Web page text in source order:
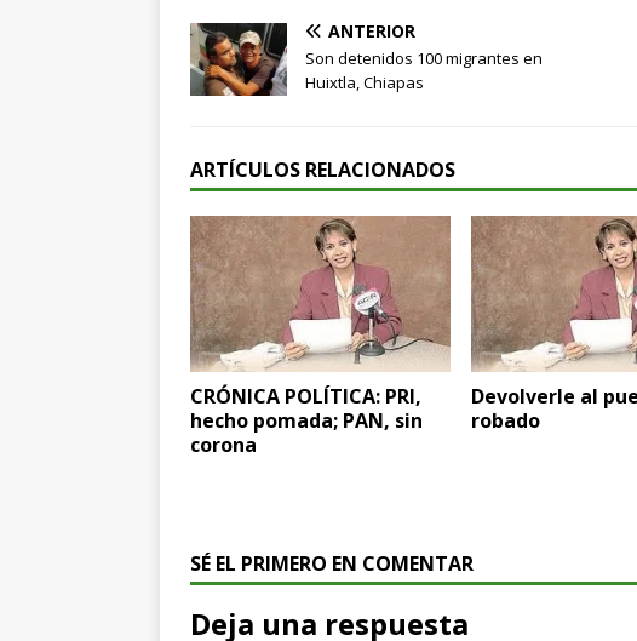
ANTERIOR
Son detenidos 100 migrantes en
Huixtla, Chiapas
ARTÍCULOS RELACIONADOS
CRÓNICA POLÍTICA: PRI,
hecho pomada; PAN, sin
corona
Devolverle al
robado
SÉ EL PRIMERO EN COMENTAR
Deja una respuesta